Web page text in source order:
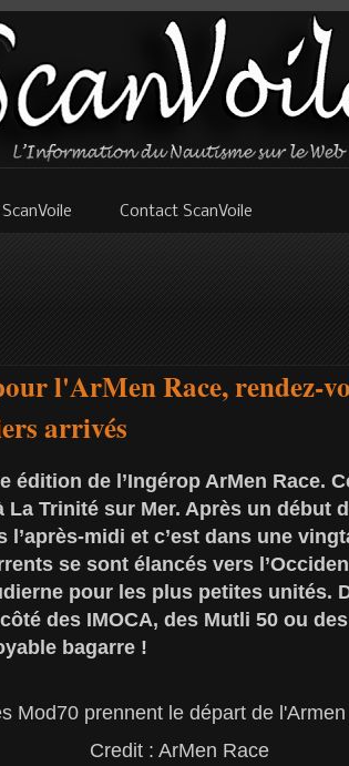
Contact ScanVoile
l'ArMen Race, rendez-
arrivés
édition de l’Ingérop ArMen Race.
Trinité sur Mer. Après un début
midi et c’est dans une
se sont élancés vers
pour les plus petites unités.
des IMOCA, des Mutli 50 ou
bagarre !
Credit : ArMen Race